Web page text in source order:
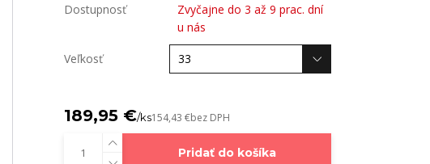
Dostupnosť
Zvyčajne do 3 až 9 prac. dní
u nás
Veľkosť
189,95 €/ks154,43 €bez DPH
Pridať do košíka